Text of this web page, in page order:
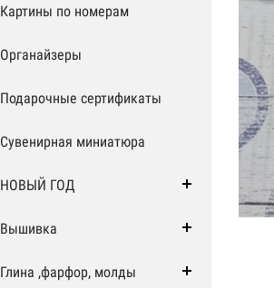
Картины по номерам
Органайзеры
Подарочные сертификаты
Сувенирная миниатюра
НОВЫЙ ГОД
Вышивка
Глина ,фарфор, молды